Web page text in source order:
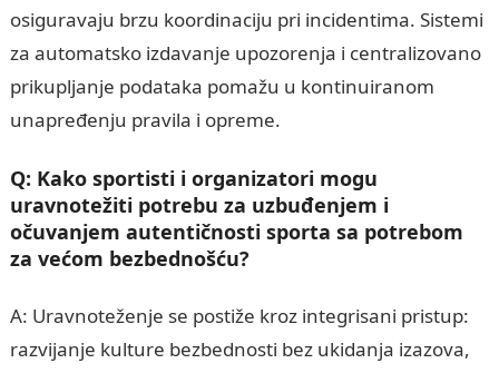
osiguravaju brzu koordinaciju pri incidentima. Sistemi
za automatsko izdavanje upozorenja i centralizovano
prikupljanje podataka pomažu u kontinuiranom
unapređenju pravila i opreme.
Q: Kako sportisti i organizatori mogu
uravnotežiti potrebu za uzbuđenjem i
očuvanjem autentičnosti sporta sa potrebom
za većom bezbednošću?
A: Uravnoteženje se postiže kroz integrisani pristup:
razvijanje kulture bezbednosti bez ukidanja izazova,